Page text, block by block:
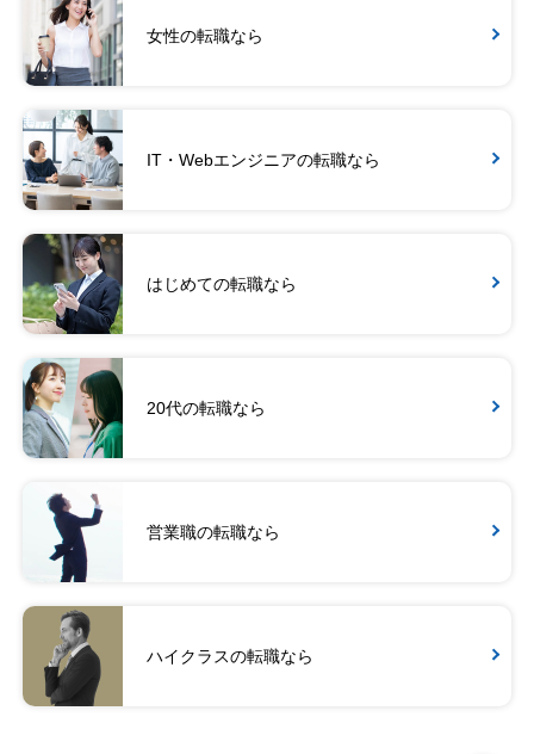
女性の転職なら
IT・Webエンジニアの転職なら
はじめての転職なら
20代の転職なら
営業職の転職なら
ハイクラスの転職なら